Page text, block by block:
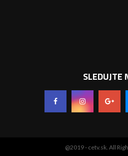
SLEDUJTE
@2019 - cetv.sk. All